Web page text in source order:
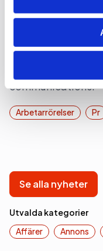
Geelmuyden
corp-chef
UPPDATERAD.
byter chef för
communications.
Arbetarrörelser Pr
Se alla nyheter
Utvalda kategorier
Affärer
Annons